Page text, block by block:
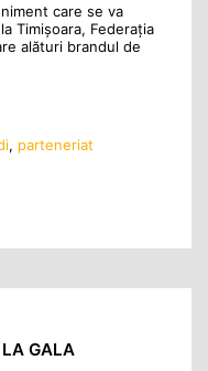
care se va
Timișoara, Federația
alături brandul de
, parteneriat
LA GALA